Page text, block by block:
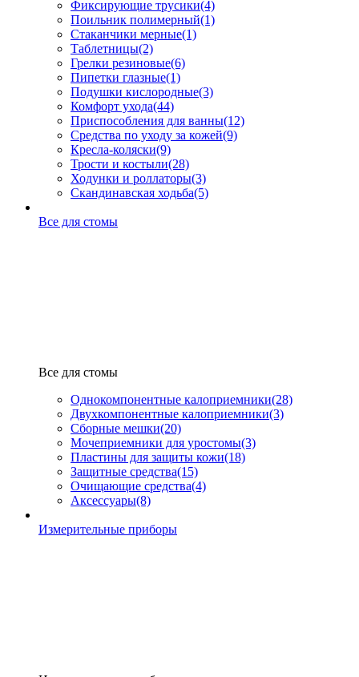
Фиксирующие трусики(4)
Поильник полимерный(1)
Стаканчики мерные(1)
Таблетницы(2)
Грелки резиновые(6)
Пипетки глазные(1)
Подушки кислородные(3)
Комфорт ухода(44)
Приспособления для ванны(12)
Средства по уходу за кожей(9)
Кресла-коляски(9)
Трости и костыли(28)
Ходунки и роллаторы(3)
Скандинавская ходьба(5)
Все для стомы
Все для стомы
Однокомпонентные калоприемники(28)
Двухкомпонентные калоприемники(3)
Сборные мешки(20)
Мочеприемники для уростомы(3)
Пластины для защиты кожи(18)
Защитные средства(15)
Очищающие средства(4)
Аксессуары(8)
Измерительные приборы